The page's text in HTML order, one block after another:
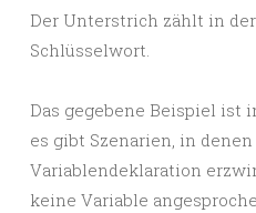
Der Unterstrich zählt in
Schlüsselwort.
Das gegebene Beispiel ist
es gibt Szenarien, in
Variablendeklaration
keine Variable